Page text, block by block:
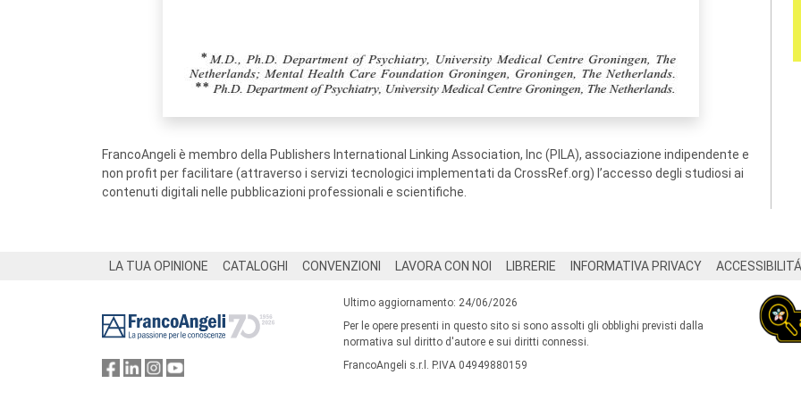
FrancoAngeli è membro della Publishers International Linking Association, Inc (PILA), associazione indipendente e
non profit per facilitare (attraverso i servizi tecnologici implementati da CrossRef.org) l’accesso degli studiosi ai
contenuti digitali nelle pubblicazioni professionali e scientifiche.
LA TUA OPINIONE CATALOGHI CONVENZIONI LAVORA CON NOI LIBRERIE INFORMATIVA PRIVACY ACCESSIBILITÁ
Ultimo aggiornamento: 24/06/2026
Per le opere presenti in questo sito si sono assolti gli obblighi previsti dalla
normativa sul diritto d'autore e sui diritti connessi.
FrancoAngeli s.r.l. P.IVA 04949880159